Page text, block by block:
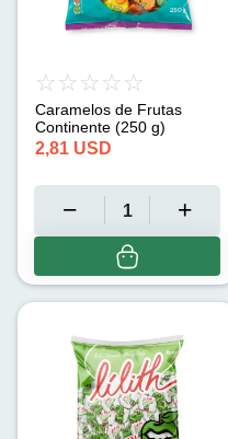
Caramelos de Frutas
Continente (250 g)
2,81 USD